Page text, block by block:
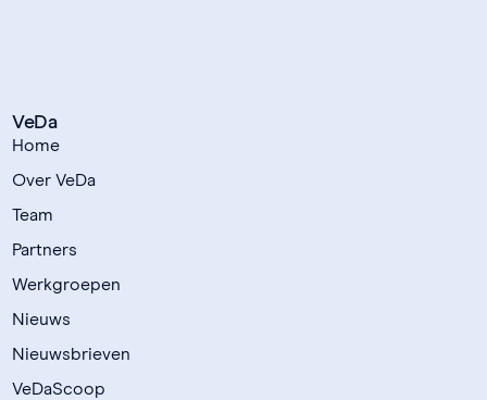
VeDa
Home
Over VeDa
Team
Partners
Werkgroepen
Nieuws
Nieuwsbrieven
VeDaScoop